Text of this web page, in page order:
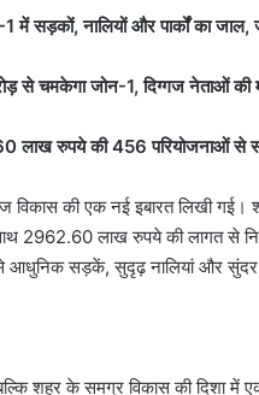
में सड़कों, नालियों और पार्कों का जाल,
चमकेगा जोन-1, दिग्गज नेताओं की
लाख रुपये की 456 परियोजनाओं से
की एक नई इबारत लिखी गई।
2962.60 लाख रुपये की लागत से
सड़कें, सुदृढ़ नालियां और सुंदर
बल्कि शहर के समग्र विकास की दिशा